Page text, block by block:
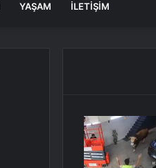
YAŞAM İLETIŞIM